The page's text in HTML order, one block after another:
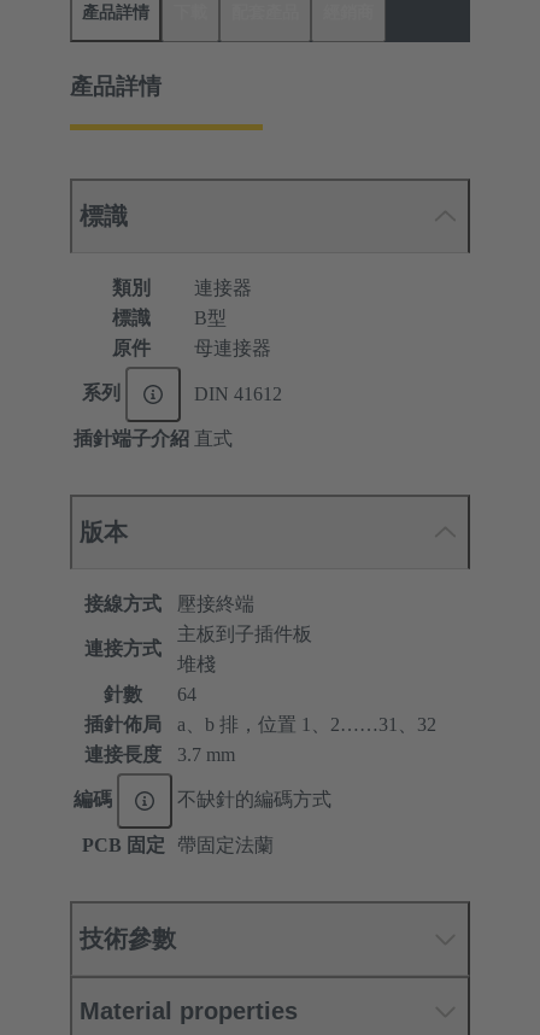
產品詳情
產品詳情
標識
類別
連接器
標識
B型
原件
母連接器
系列 DIN 41612
插針端子介紹 直式
版本
接線方式 壓接終端
連接方式
主板到子插件板
堆棧
針數
64
插針佈局
a、b 排，位置 1、2……31、32
連接長度
3.7 mm
編碼 不缺針的編碼方式
PCB 固定 帶固定法蘭
技術參數
Material properties